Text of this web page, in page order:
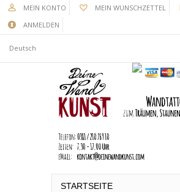
MEIN KONTO MEIN WUNSCHZETTEL
ANMELDEN
Deutsch